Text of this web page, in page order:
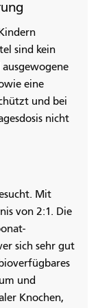
sind kein
eine
und bei
nicht
Mit
von 2:1. Die
sich sehr gut
und
Knochen,